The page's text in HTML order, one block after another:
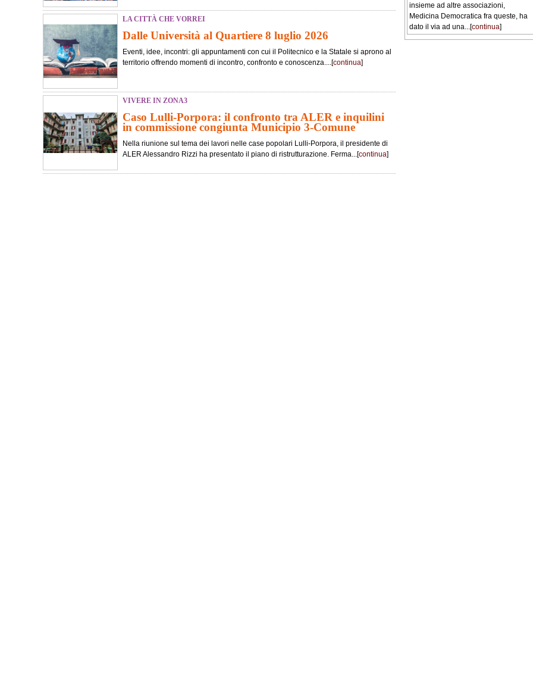
LA CITTÀ CHE VORREI
Dalle Università al Quartiere 8 luglio 2026
Eventi, idee, incontri: gli appuntamenti con cui il Politecnico e la Statale si aprono al
territorio offrendo momenti di incontro, confronto e conoscenza....[continua]
VIVERE IN ZONA3
Caso Lulli-Porpora: il confronto tra ALER e inquilini
in commissione congiunta Municipio 3-Comune
Nella riunione sul tema dei lavori nelle case popolari Lulli-Porpora, il presidente di
ALER Alessandro Rizzi ha presentato il piano di ristrutturazione. Ferma...[continua]
insieme ad altre associazioni,
Medicina Democratica fra queste, ha
dato il via ad una...[continua]